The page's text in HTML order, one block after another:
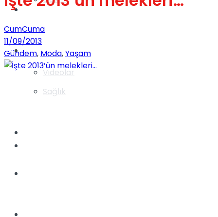
Videolar
Gündem
Yaşam
Sağlık
CumCuma
11/09/2013
Gündem, Moda,Yaşam